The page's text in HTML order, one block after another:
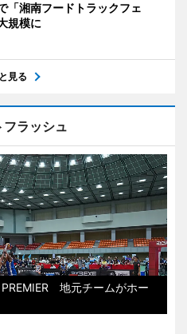
「湘南フードトラックフェ
規模に
見る
フラッシュ
地元チームがホー